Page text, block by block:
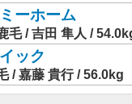
ーホーム
毛 / 吉田 隼人 /
ック
/ 嘉藤 貴行 / 56.0kg